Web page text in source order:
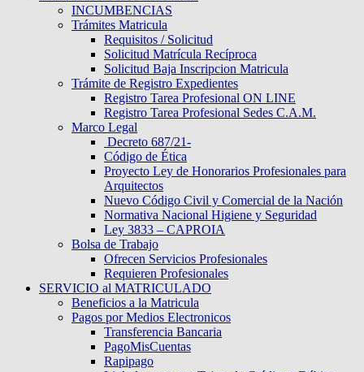
INCUMBENCIAS
Trámites Matricula
Requisitos / Solicitud
Solicitud Matrícula Recíproca
Solicitud Baja Inscripcion Matricula
Trámite de Registro Expedientes
Registro Tarea Profesional ON LINE
Registro Tarea Profesional Sedes C.A.M.
Marco Legal
Decreto 687/21-
Código de Ética
Proyecto Ley de Honorarios Profesionales para
Arquitectos
Nuevo Código Civil y Comercial de la Nación
Normativa Nacional Higiene y Seguridad
Ley 3833 – CAPROIA
Bolsa de Trabajo
Ofrecen Servicios Profesionales
Requieren Profesionales
SERVICIO al MATRICULADO
Beneficios a la Matricula
Pagos por Medios Electronicos
Transferencia Bancaria
PagoMisCuentas
Rapipago